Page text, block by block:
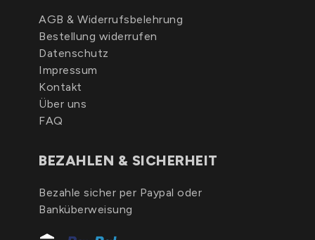
AGB & Widerrufsbelehrung
Bestellung widerrufen
Datenschutz
Impressum
Kontakt
Über uns
FAQ
BEZAHLEN & SICHERHEIT
Bezahle sicher per Paypal oder
Banküberweisung